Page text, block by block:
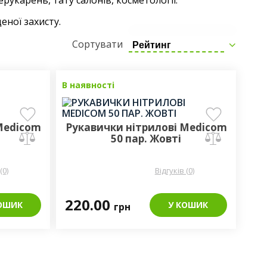
захисту.
Сортувати
Рейтинг
В наявності
Рукавички нітрилові Medicom
50 пар. Жовті
Відгуків (0)
220.00 грн У КОШИК